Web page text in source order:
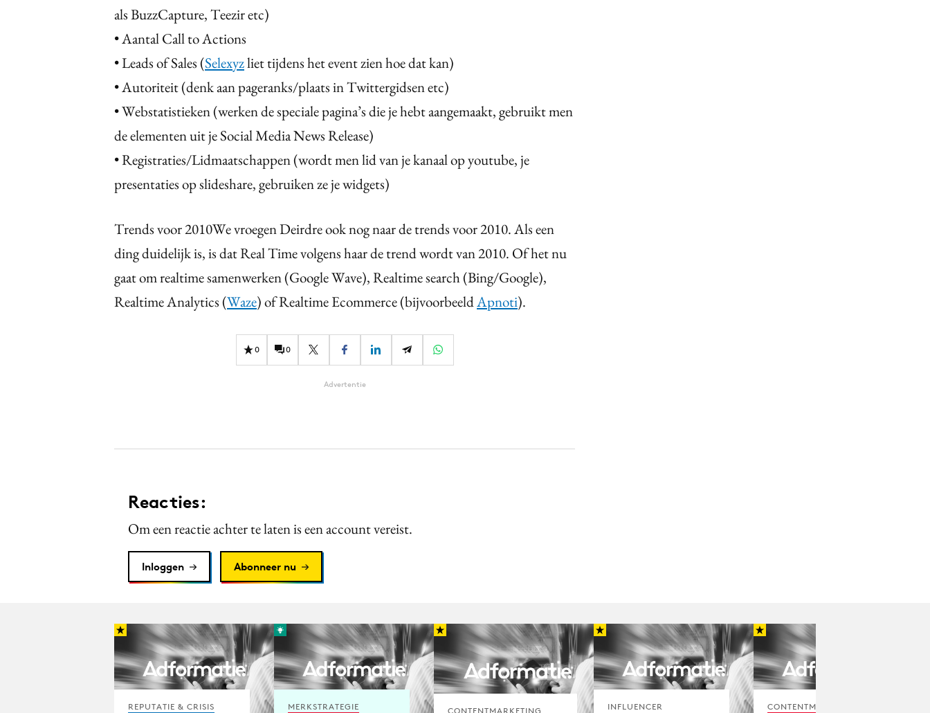
als BuzzCapture, Teezir etc)
• Aantal Call to Actions
• Leads of Sales (Selexyzliet tijdens het event zien hoe dat kan)
• Autoriteit (denk aan pageranks/plaats in Twittergidsen etc)
• Webstatistieken (werken de speciale pagina’s die je hebt aangemaakt, gebruikt men
de elementen uit je Social Media News Release)
• Registraties/Lidmaatschappen (wordt men lid van je kanaal op youtube, je
presentaties op slideshare, gebruiken ze je widgets)
Trends voor 2010We vroegen Deirdre ook nog naar de trends voor 2010. Als een
ding duidelijk is, is dat Real Time volgens haar de trend wordt van 2010. Of het nu
gaat om realtime samenwerken (Google Wave), Realtime search (Bing/Google),
Realtime Analytics (Waze) of Realtime Ecommerce (bijvoorbeeldApnoti).
0 0
Advertentie
Reacties:
Om een reactie achter te laten is een account vereist.
Inloggen Abonneer nu
REPUTATIE & CRISIS MERKSTRATEGIE CONTENTMARKETING INFLUENCER CONTENTMARKETING